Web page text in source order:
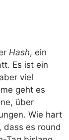
Hash, ein
Es ist ein
viel
geht es
über
Wie hart
dass es round